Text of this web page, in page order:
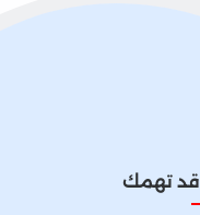
قد تهمك